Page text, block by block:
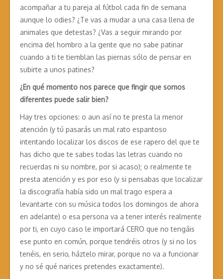
acompañar a tu pareja al fútbol cada fin de semana
aunque lo odies? ¿Te vas a mudar a una casa llena de
animales que detestas? ¿Vas a seguir mirando por
encima del hombro a la gente que no sabe patinar
cuando a ti te tiemblan las piernas sólo de pensar en
subirte a unos patines?
¿En qué momento nos parece que fingir que somos
diferentes puede salir bien?
Hay tres opciones: o aun así no te presta la menor
atención (y tú pasarás un mal rato espantoso
intentando localizar los discos de ese rapero del que te
has dicho que te sabes todas las letras cuando no
recuerdas ni su nombre, por si acaso); o realmente te
presta atención y es por eso (y si pensabas que localizar
la discografía había sido un mal trago espera a
levantarte con su música todos los domingos de ahora
en adelante) o esa persona va a tener interés realmente
por ti, en cuyo caso le importará CERO que no tengáis
ese punto en común, porque tendréis otros (y si no los
tenéis, en serio, háztelo mirar, porque no va a funcionar
y no sé qué narices pretendes exactamente).